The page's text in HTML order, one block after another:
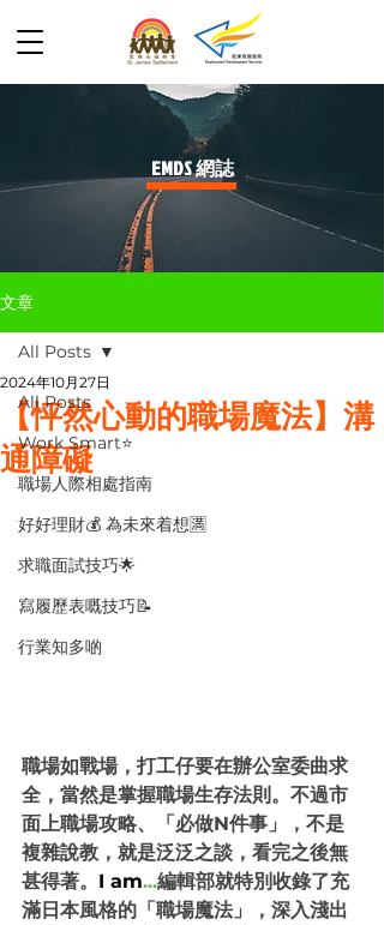
​EMDS 網誌
文章
All Posts
Work Smart⭐️
職場人際相處指南
好好理財💰 為未來着想🈵
求職面試技巧🌟
寫履歷表嘅技巧📝
行業知多啲
All Posts
【怦然心動的職場魔法】溝
通障礙
2024年10月27日
職場如戰場，打工仔要在辦公室委曲求
全，當然是掌握職場生存法則。不過市
面上職場攻略、「必做N件事」，不是
複雜說教，就是泛泛之談，看完之後無
甚得著。 I am...編輯部就特別收錄了充
滿日本風格的「職場魔法」，深入淺出